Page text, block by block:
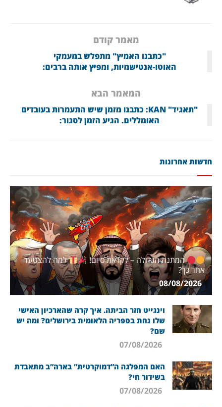
מאמר קודם
"כתבנו האמיץ" מתפלש במעמקי
האוטו-אנטישמיות, ומפיץ אותה ברבים:
המאמר הבא
"תאגיד" KAN: כתבנו מזמן שיש התעמרות בעובדים
האומללים. הגיע הזמן לסגור:
חדשות אחרונות
המתנה הגדולה – לקראת סיום!
למה להצטער
אחר כך?
08/08/2026
וינגייט חזר הביתה. איך קרה שהארכיון האישי
שלו נחת בספריה הלאומית בירושלים? ומה יש
שם?
האם המפלגה ה”דמוקרטית” בארה”ב מתאבדת
בשידור חי?